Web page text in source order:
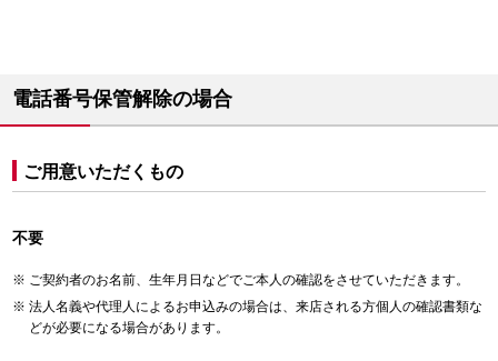
電話番号保管解除の場合
ご用意いただくもの
不要
ご契約者のお名前、生年月日などでご本人の確認をさせていただきます。
法人名義や代理人によるお申込みの場合は、来店される方個人の確認書類な
どが必要になる場合があります。